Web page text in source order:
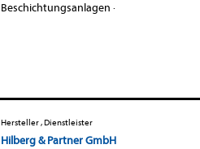
Beschichtungsanlagen ·
Hersteller , Dienstleister
Hilberg & Partner GmbH